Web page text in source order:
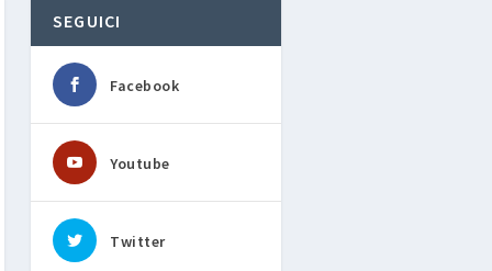
SEGUICI
Facebook
Youtube
Twitter